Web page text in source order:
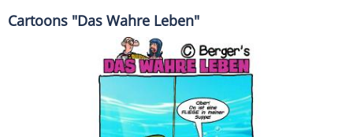
Cartoons "Das Wahre Leben"